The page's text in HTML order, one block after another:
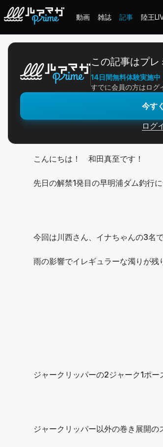
動画 雑誌 記事 陸王
この記事はプ
14日間無料体験実施中
すでに会員の方はログ
今す
ログ
2026/04/28
解禁1発目の早
こんにちは！ 和田真至です！
先日の解禁1発目の早明浦ダム釣行
今回は川西さん、イナちゃんの3名
雨の影響でイレギュラーな濁りが残
ジャークリッパーの2ジャーク1ポー
ジャークリッパー以外の巻き展開